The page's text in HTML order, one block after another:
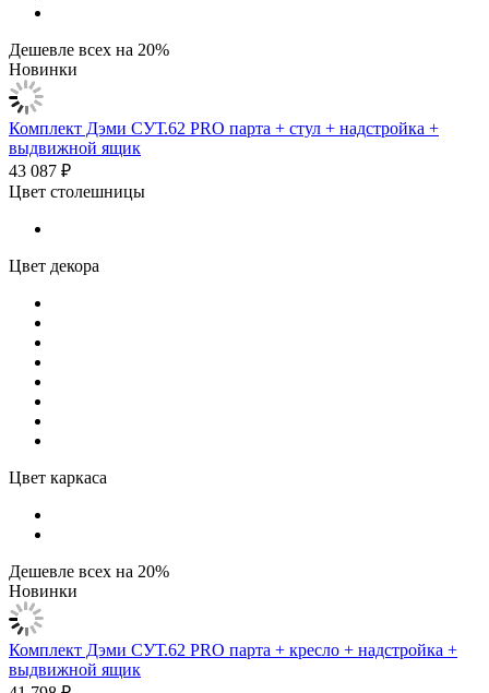
Дешевле всех на 20%
Новинки
Комплект Дэми СУТ.62 PRO парта + стул + надстройка +
выдвижной ящик
43 087 ₽
Цвет столешницы
Цвет декора
Цвет каркаса
Дешевле всех на 20%
Новинки
Комплект Дэми СУТ.62 PRO парта + кресло + надстройка +
выдвижной ящик